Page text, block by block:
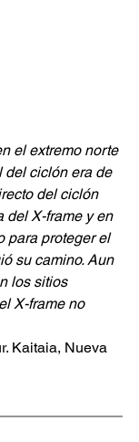
el extremo norte
del ciclón era de
del ciclón
del X-frame y en
para proteger el
su camino. Aun
los sitios
X-frame no
Kaitaia, Nueva